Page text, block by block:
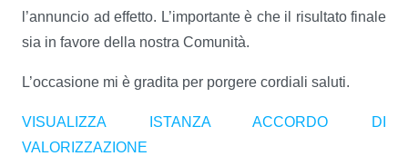
l’annuncio ad effetto. L’importante è che il risultato finale
sia in favore della nostra Comunità.
L’occasione mi è gradita per porgere cordiali saluti.
VISUALIZZA ISTANZA ACCORDO DI
VALORIZZAZIONE